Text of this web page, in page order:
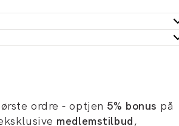
ordre - optjen 5% bonus på
medlemstilbud,